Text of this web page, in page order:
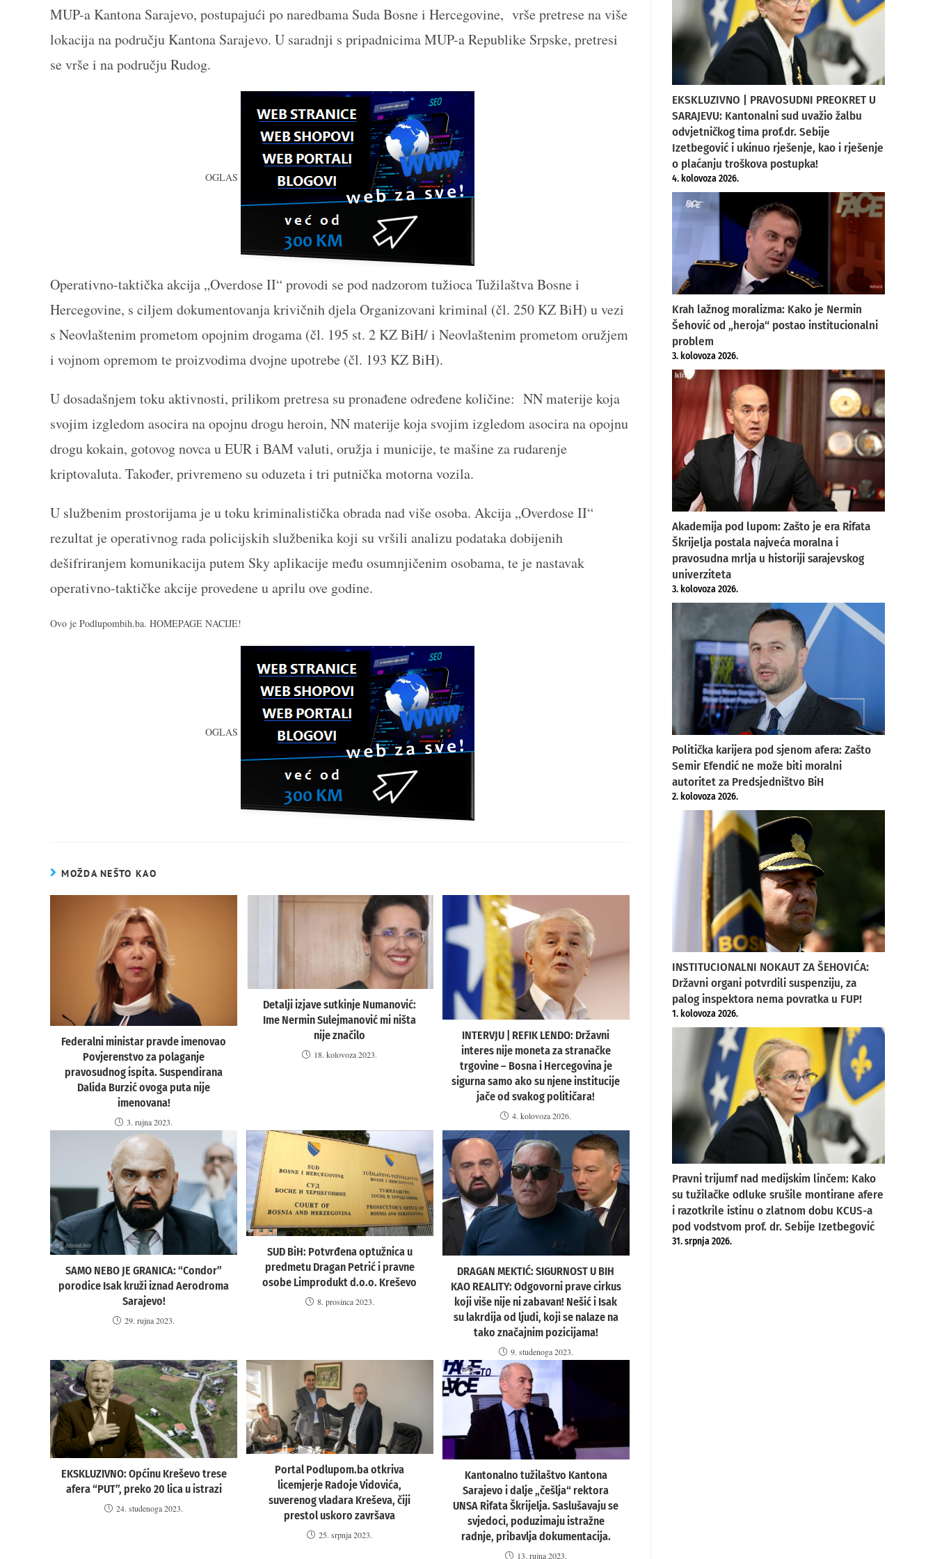
MUP-a Kantona Sarajevo, postupajući po naredbama Suda Bosne i Hercegovine, vrše pretrese na više
lokacija na području Kantona Sarajevo. U saradnji s pripadnicima MUP-a Republike Srpske, pretresi
se vrše i na području Rudog.
OGLAS
Operativno-taktička akcija „Overdose II“ provodi se pod nadzorom tužioca Tužilaštva Bosne i
Hercegovine, s ciljem dokumentovanja krivičnih djela Organizovani kriminal (čl. 250 KZ BiH) u vezi
s Neovlaštenim prometom opojnim drogama (čl. 195 st. 2 KZ BiH/ i Neovlaštenim prometom oružjem
i vojnom opremom te proizvodima dvojne upotrebe (čl. 193 KZ BiH).
U dosadašnjem toku aktivnosti, prilikom pretresa su pronađene određene količine: NN materije koja
svojim izgledom asocira na opojnu drogu heroin, NN materije koja svojim izgledom asocira na opojnu
drogu kokain, gotovog novca u EUR i BAM valuti, oružja i municije, te mašine za rudarenje
kriptovaluta. Također, privremeno su oduzeta i tri putnička motorna vozila.
U službenim prostorijama je u toku kriminalistička obrada nad više osoba. Akcija „Overdose II“
rezultat je operativnog rada policijskih službenika koji su vršili analizu podataka dobijenih
dešifriranjem komunikacija putem Sky aplikacije među osumnjičenim osobama, te je nastavak
operativno-taktičke akcije provedene u aprilu ove godine.
Ovo je Podlupombih.ba. HOMEPAGE NACIJE!
OGLAS
MOŽDA NEŠTO KAO
Federalni ministar pravde imenovao
Povjerenstvo za polaganje
pravosudnog ispita. Suspendirana
Dalida Burzić ovoga puta nije
imenovana!
3. rujna 2023.
Detalji izjave sutkinje Numanović:
Ime Nermin Sulejmanović mi ništa
nije značilo
18. kolovoza 2023.
INTERVJU | REFIK LENDO: Državni
interes nije moneta za stranačke
trgovine – Bosna i Hercegovina je
sigurna samo ako su njene institucije
jače od svakog političara!
4. kolovoza 2026.
SAMO NEBO JE GRANICA: “Condor”
porodice Isak kruži iznad Aerodroma
Sarajevo!
29. rujna 2023.
SUD BiH: Potvrđena optužnica u
predmetu Dragan Petrić i pravne
osobe Limprodukt d.o.o. Kreševo
8. prosinca 2023.
DRAGAN MEKTIĆ: SIGURNOST U BIH
KAO REALITY: Odgovorni prave cirkus
koji više nije ni zabavan! Nešić i Isak
su lakrdija od ljudi, koji se nalaze na
tako značajnim pozicijama!
9. studenoga 2023.
EKSKLUZIVNO: Općinu Kreševo trese
afera “PUT”, preko 20 lica u istrazi
24. studenoga 2023.
Portal Podlupom.ba otkriva
licemjerje Radoje Vidovića,
suverenog vladara Kreševa, čiji
prestol uskoro završava
25. srpnja 2023.
Kantonalno tužilaštvo Kantona
Sarajevo i dalje „češlja“ rektora
UNSA Rifata Škrijelja. Saslušavaju se
svjedoci, poduzimaju istražne
radnje, pribavlja dokumentacija.
13. rujna 2023.
EKSKLUZIVNO | PRAVOSUDNI PREOKRET U
SARAJEVU: Kantonalni sud uvažio žalbu
odvjetničkog tima prof.dr. Sebije
Izetbegović i ukinuo rješenje, kao i rješenje
o plaćanju troškova postupka!
4. kolovoza 2026.
Krah lažnog moralizma: Kako je Nermin
Šehović od „heroja“ postao institucionalni
problem
3. kolovoza 2026.
Akademija pod lupom: Zašto je era Rifata
Škrijelja postala najveća moralna i
pravosudna mrlja u historiji sarajevskog
univerziteta
3. kolovoza 2026.
Politička karijera pod sjenom afera: Zašto
Semir Efendić ne može biti moralni
autoritet za Predsjedništvo BiH
2. kolovoza 2026.
INSTITUCIONALNI NOKAUT ZA ŠEHOVIĆA:
Državni organi potvrdili suspenziju, za
palog inspektora nema povratka u FUP!
1. kolovoza 2026.
Pravni trijumf nad medijskim linčem: Kako
su tužilačke odluke srušile montirane afere
i razotkrile istinu o zlatnom dobu KCUS-a
pod vodstvom prof. dr. Sebije Izetbegović
31. srpnja 2026.